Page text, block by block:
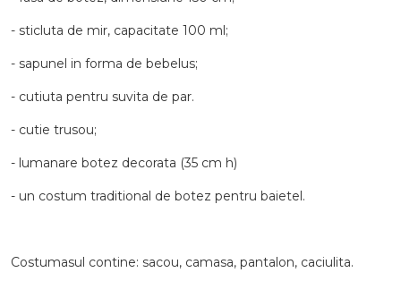
- sticluta de mir, capacitate 100 ml;
- sapunel in forma de bebelus;
- cutiuta pentru suvita de par.
- cutie trusou;
- lumanare botez decorata (35 cm h)
- un costum traditional de botez pentru baietel.
Costumasul contine: sacou, camasa, pantalon, caciulita.